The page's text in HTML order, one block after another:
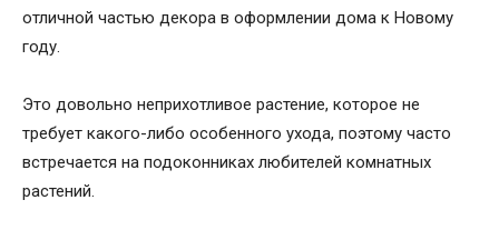
отличной частью декора в оформлении дома к Новому
году.
Это довольно неприхотливое растение, которое не
требует какого-либо особенного ухода, поэтому часто
встречается на подоконниках любителей комнатных
растений.